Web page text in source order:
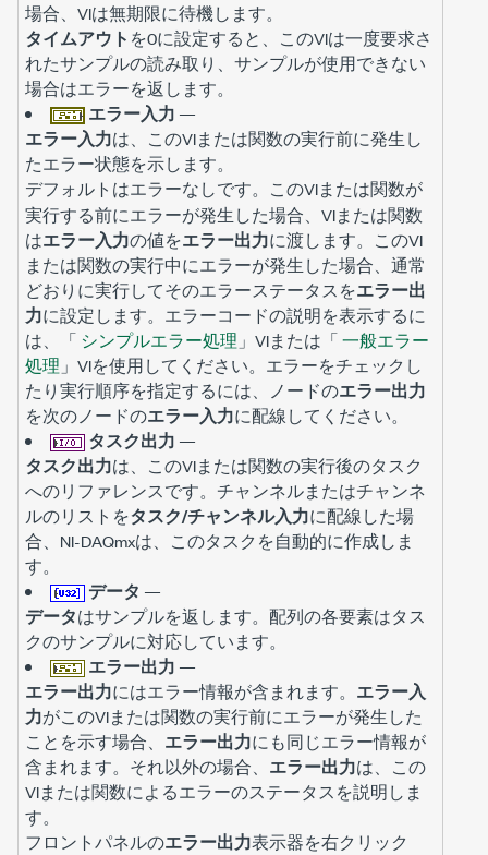
場合、VIは無期限に待機します。
タイムアウト を0に設定すると、このVIは一度要求さ
れたサンプルの読み取り、サンプルが使用できない
場合はエラーを返します。
エラー入力 —
エラー入力は、このVIまたは関数の実行前に発生し
たエラー状態を示します。
デフォルトはエラーなしです。このVIまたは関数が
実行する前にエラーが発生した場合、VIまたは関数
はエラー入力の値をエラー出力に渡します。このVI
または関数の実行中にエラーが発生した場合、通常
どおりに実行してそのエラーステータスをエラー出
力に設定します。エラーコードの説明を表示するに
は、「 シンプルエラー処理 」VIまたは「一般エラー
処理 」VIを使用してください。エラーをチェックし
たり実行順序を指定するには、ノードのエラー出力
を次のノードのエラー入力に配線してください。
タスク出力 —
タスク出力は、このVIまたは関数の実行後のタスク
へのリファレンスです。チャンネルまたはチャンネ
ルのリストをタスク/チャンネル入力に配線した場
合、NI-DAQmxは、このタスクを自動的に作成しま
す。
データ —
データはサンプルを返します。配列の各要素はタス
クのサンプルに対応しています。
エラー出力 —
エラー出力にはエラー情報が含まれます。 エラー入
力がこのVIまたは関数の実行前にエラーが発生した
ことを示す場合、 エラー出力にも同じエラー情報が
含まれます。それ以外の場合、 エラー出力は、この
VIまたは関数によるエラーのステータスを説明しま
す。
フロントパネルのエラー出力表示器を右クリック